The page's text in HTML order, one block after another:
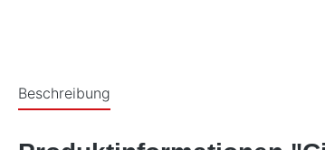
Beschreibung